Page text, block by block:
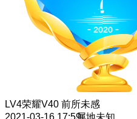
LV4荣耀V40 前所未感
2021-03-16 17:59属地未知